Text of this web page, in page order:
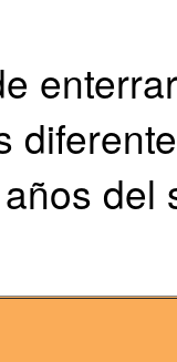
del